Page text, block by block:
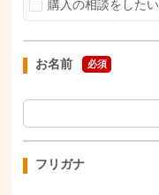
購入の相談をしたい
お名前 必須
フリガナ